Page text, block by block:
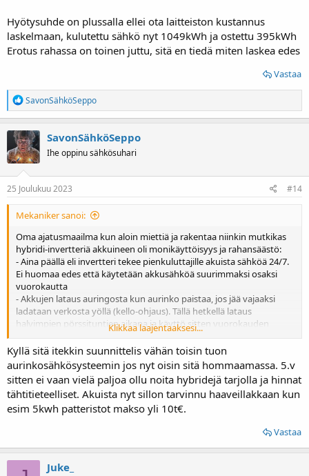
Hyötysuhde on plussalla ellei ota laitteiston kustannus
laskelmaan, kulutettu sähkö nyt 1049kWh ja ostettu 395kWh
Erotus rahassa on toinen juttu, sitä en tiedä miten laskea edes
Vastaa
R
e
a
k
t
i
o
t
:
SavonSähköSeppo
SavonSähköSeppo
Ihe oppinu sähkösuhari
25 Joulukuu 2023 #14
Mekaniker sanoi:
Oma ajatusmaailma kun aloin miettiä ja rakentaa niinkin mutkikas
hybridi-invertteriä akkuineen oli monikäyttöisyys ja rahansäästö:
- Aina päällä eli invertteri tekee pienkuluttajille akuista sähköä 24/7.
Ei huomaa edes että käytetään akkusähköä suurimmaksi osaksi
vuorokautta
- Akkujen lataus auringosta kun aurinko paistaa, jos jää vajaaksi
ladataan verkosta yöllä (kello-ohjaus). Tällä hetkellä lataus
halvimpien pörssituntien aikana ja käyttö sitten vuorokauden
aikana. Hinta öisin alle 4cnt/kWh ja päivisin reippaasti kalliimpi
sähkö
- LFP-akut sietää hyvin jatkuvaa pientä kuormaa ja kerran
vuorokaudessa verkosta lataus-sykli, auringosta tulevan sähkön
lisäksi (ostosähkön osuus vähenee tammikuusta??)
Hyötysuhde on plussalla ellei ota laitteiston kustannus laskelmaan,
Erotus rahassa on toinen juttu, sitä en tiedä miten laskea edes
Klikkaa laajentaaksesi...
Kyllä sitä itekkin suunnittelis vähän toisin tuon
aurinkosähkösysteemin jos nyt oisin sitä hommaamassa. 5.v
sitten ei vaan vielä paljoa ollu noita hybridejä tarjolla ja hinnat
tähtitieteelliset. Akuista nyt sillon tarvinnu haaveillakkaan kun
esim 5kwh patteristot makso yli 10t€.
Vastaa
Juke_